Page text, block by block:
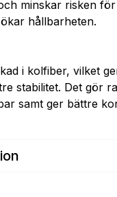
minskar risken
hållbarheten.
i kolfiber, vilket
stabilitet. Det gör
samt ger bättre